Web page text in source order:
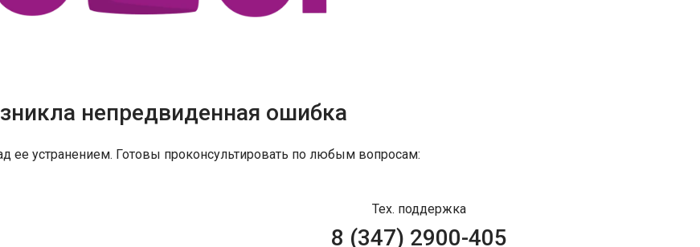
непредвиденная ошибка
ее устранением. Готовы проконсультировать по любым вопросам:
Тех. поддержка
8 (347) 2900-405